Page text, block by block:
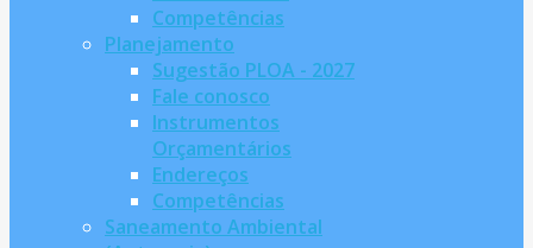
Competências
Planejamento
Sugestão PLOA - 2027
Fale conosco
Instrumentos
Orçamentários
Endereços
Competências
Saneamento Ambiental